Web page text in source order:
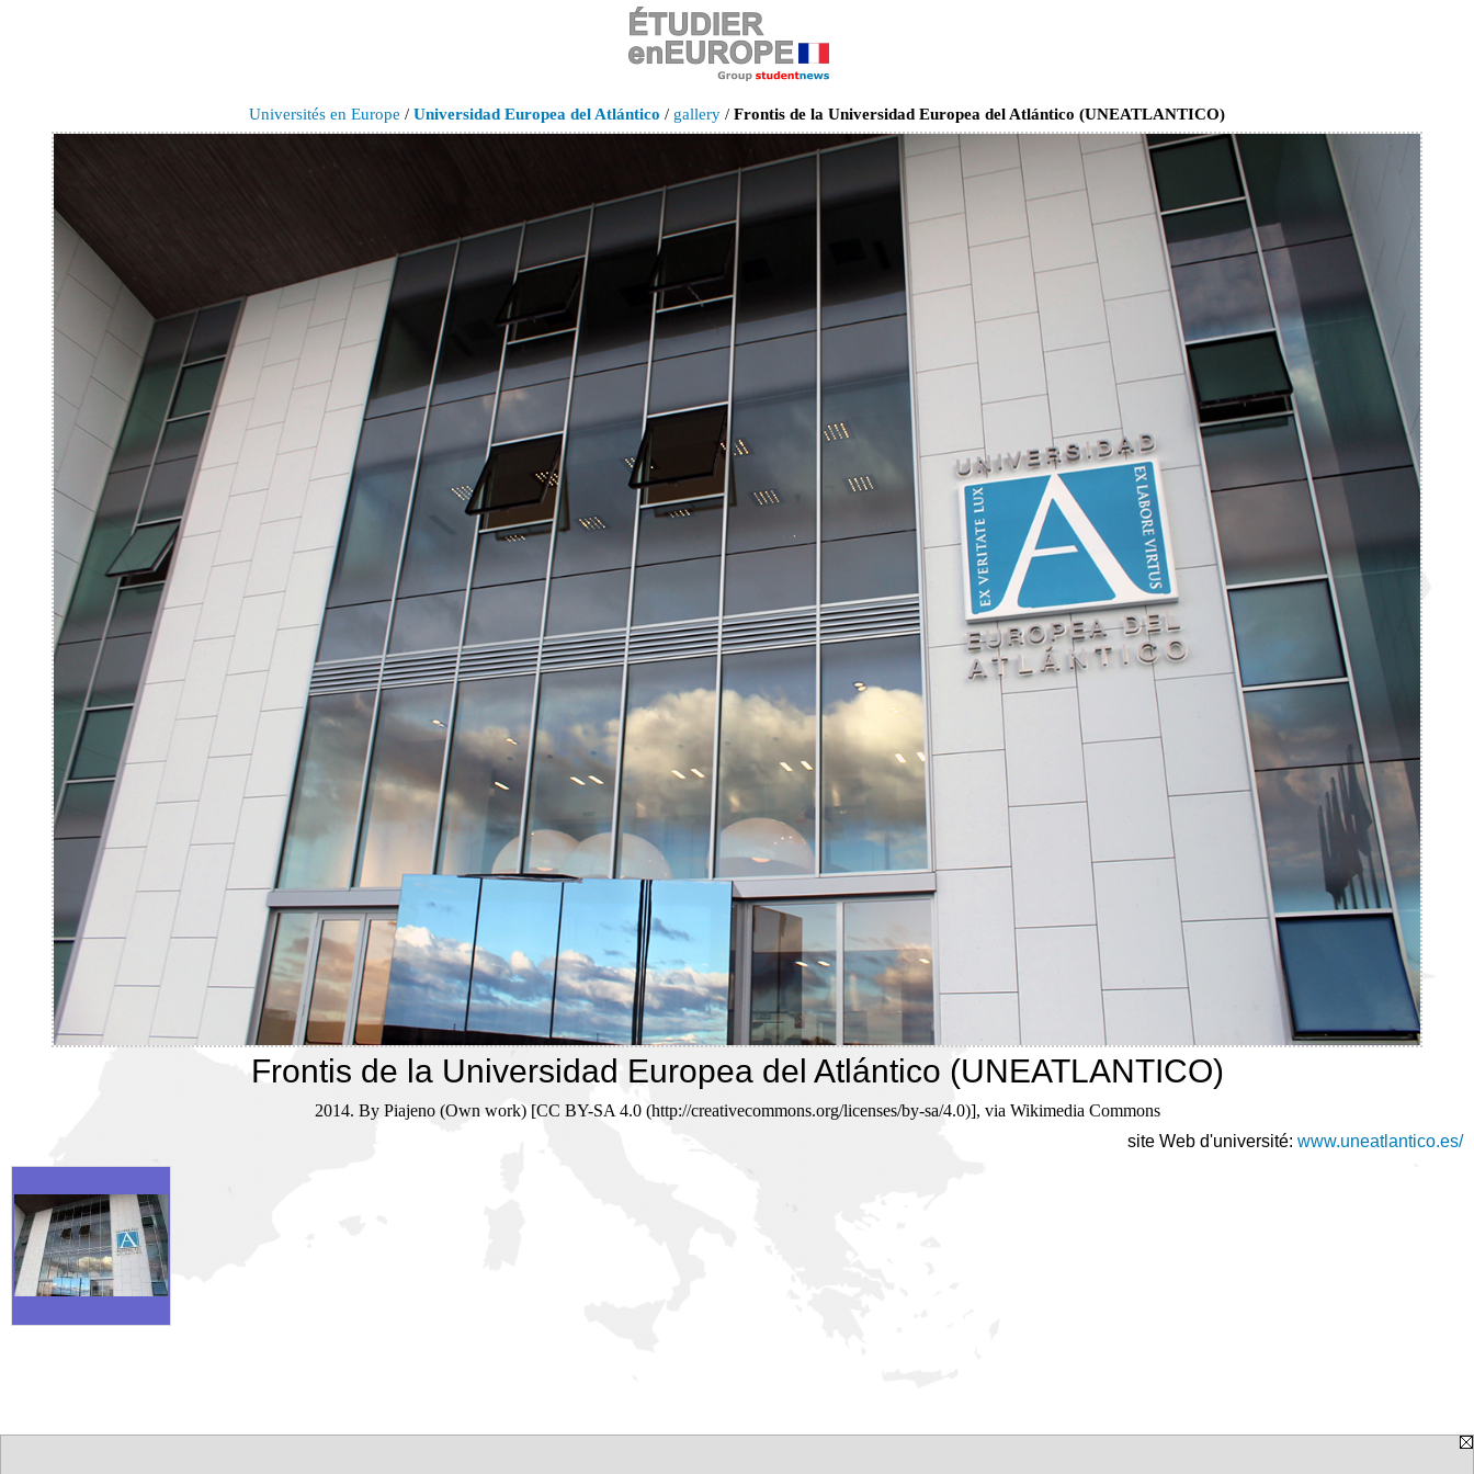
Universités en Europe / Universidad Europea del Atlántico / gallery / Frontis de la Universidad Europea del Atlántico (UNEATLANTICO)
Frontis de la Universidad Europea del Atlántico (UNEATLANTICO)
2014. By Piajeno (Own work) [CC BY-SA 4.0 (http://creativecommons.org/licenses/by-sa/4.0)], via Wikimedia Commons
site Web d'université: www.uneatlantico.es/